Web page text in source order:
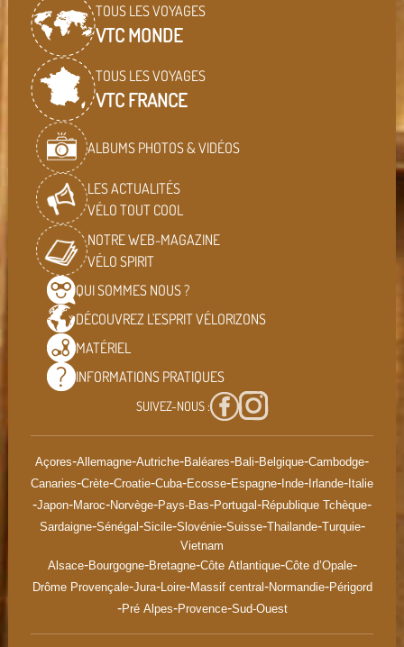
TOUS LES VOYAGES
VTC MONDE
TOUS LES VOYAGES
VTC FRANCE
ALBUMS PHOTOS & VIDÉOS
LES ACTUALITÉS
VÉLO TOUT COOL
NOTRE WEB-MAGAZINE
VÉLO SPIRIT
QUI SOMMES NOUS ?
DÉCOUVREZ L'ESPRITVÉLORIZONS
MATÉRIEL
INFORMATIONS PRATIQUES
SUIVEZ-NOUS :
Açores-Allemagne-Autriche-Baléares-Bali-Belgique-Cambodge-
Canaries-Crète-Croatie-Cuba-Ecosse-Espagne-Inde-Irlande-Italie
-Japon-Maroc-Norvège-Pays-Bas-Portugal-République Tchèque-
Sardaigne-Sénégal-Sicile-Slovénie-Suisse-Thailande-Turquie-
Vietnam
Alsace-Bourgogne-Bretagne-Côte Atlantique-Côte d’Opale-
Drôme Provençale-Jura-Loire-Massif central-Normandie-Périgord
-Pré Alpes-Provence-Sud-Ouest